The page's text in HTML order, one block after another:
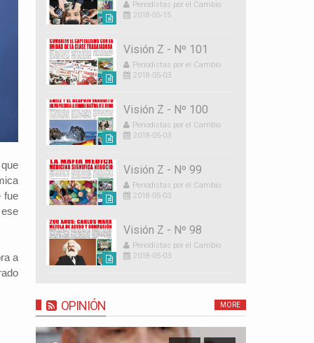
fue
a
Periodistas por el Cambio
2018-05-15
Visión Z - Nº 101
Periodistas por el Cambio
2018-05-03
Visión Z - Nº 100
Periodistas por el Cambio
2018-05-03
Visión Z - Nº 99
Periodistas por el Cambio
2018-05-03
Visión Z - Nº 98
Periodistas por el Cambio
2018-05-03
OPINIÓN MORE